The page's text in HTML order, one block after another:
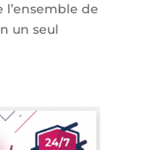
de
un seul